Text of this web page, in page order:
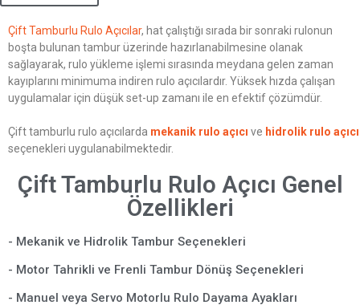
Çift Tamburlu Rulo Açıcılar, hat çalıştığı sırada bir sonraki rulonun
boşta bulunan tambur üzerinde hazırlanabilmesine olanak
sağlayarak, rulo yükleme işlemi sırasında meydana gelen zaman
kayıplarını minimuma indiren rulo açıcılardır. Yüksek hızda çalışan
uygulamalar için düşük set-up zamanı ile en efektif çözümdür.
Çift tamburlu rulo açıcılarda mekanik rulo açıcı ve hidrolik rulo açıcı
seçenekleri uygulanabilmektedir.
Çift Tamburlu Rulo Açıcı Genel
Özellikleri
- Mekanik ve Hidrolik Tambur Seçenekleri
- Motor Tahrikli ve Frenli Tambur Dönüş Seçenekleri
- Manuel veya Servo Motorlu Rulo Dayama Ayakları